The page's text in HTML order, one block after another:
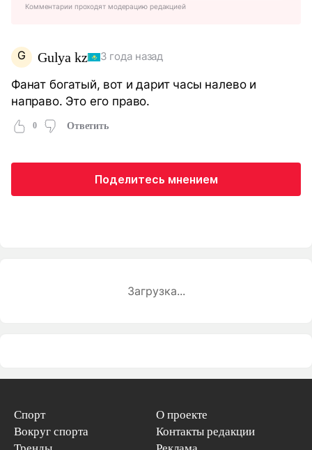
Комментарии проходят модерацию редакцией
G Gulya kz 3 года назад
Фанат богатый, вот и дарит часы налево и
направо. Это его право.
0 Ответить
Поделитесь мнением
Загрузка...
Спорт
Вокруг спорта
О проекте
Контакты редакции